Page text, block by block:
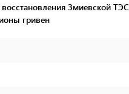
Змиевской ТЭС
гривен